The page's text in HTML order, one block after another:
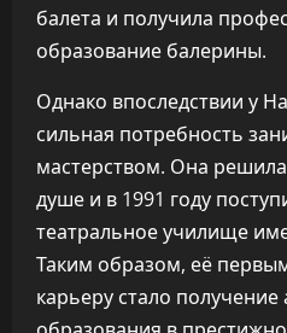
балета и получила
образование балерины.
Однако впоследствии у
сильная потребность
мастерством. Она
душе и в 1991 году
театральное училище
Таким образом, её
карьеру стало получение